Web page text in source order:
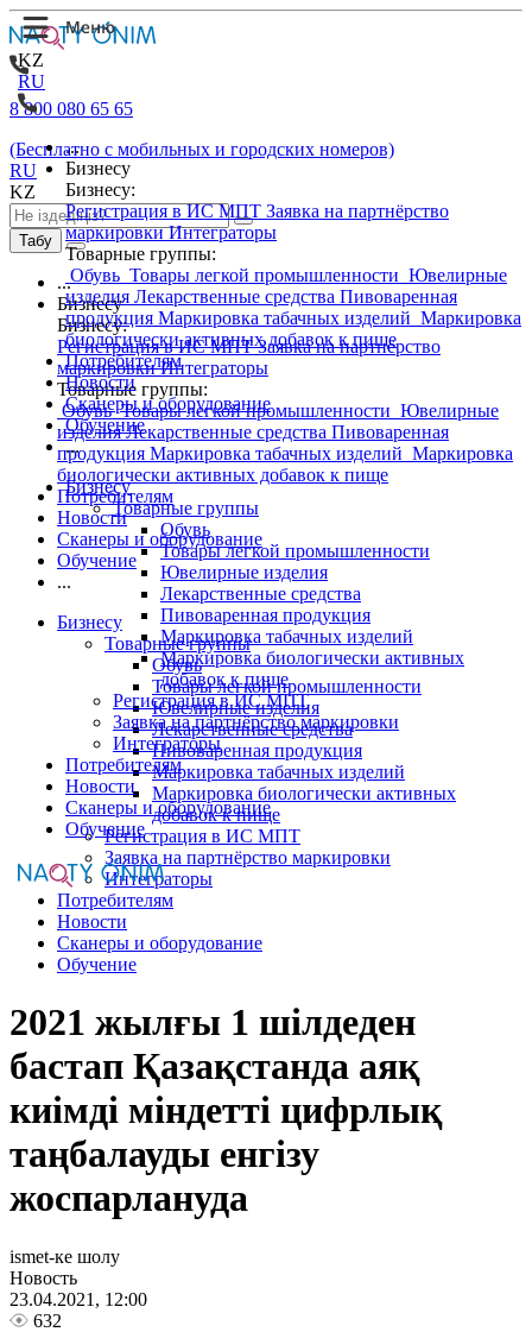
KZ
RU
...
Бизнесу
Бизнесу:
Регистрация в ИС МПТ Заявка на партнёрство
маркировкиИнтеграторы
Товарные группы:
Обувь Товары легкой промышленности Ювелирные
изделия Лекарственные средства Пивоваренная
продукция Маркировка табачных изделий Маркировка
биологически активных добавок к пище
Потребителям
Новости
Сканеры и оборудование
Обучение
...
Бизнесу
Товарные группы
Обувь
Товары легкой промышленности
Ювелирные изделия
Лекарственные средства
Пивоваренная продукция
Маркировка табачных изделий
Маркировка биологически активных
добавок к пище
Регистрация в ИС МПТ
Заявка на партнёрство маркировки
Интеграторы
Потребителям
Новости
Сканеры и оборудование
Обучение
8 800 080 65 65
(Бесплатно с мобильных и городских номеров)
RU
KZ
Табу
...
Бизнесу
Бизнесу:
Регистрация в ИС МПТЗаявка на партнёрство
маркировкиИнтеграторы
Товарные группы:
ОбувьТовары легкой промышленности Ювелирные
изделияЛекарственные средства Пивоваренная
продукция Маркировка табачных изделий Маркировка
биологически активных добавок к пище
Потребителям
Новости
Сканеры и оборудование
Обучение
...
Бизнесу
Товарные группы
Обувь
Товары легкой промышленности
Ювелирные изделия
Лекарственные средства
Пивоваренная продукция
Маркировка табачных изделий
Маркировка биологически активных
добавок к пище
Регистрация в ИС МПТ
Заявка на партнёрство маркировки
Интеграторы
Потребителям
Новости
Сканеры и оборудование
Обучение
2021 жылғы 1 шілдеден
бастап Қазақстанда аяқ
киімді міндетті цифрлық
таңбалауды енгізу
жоспарлануда
ismet-ке шолу
Новость
23.04.2021, 12:00
632